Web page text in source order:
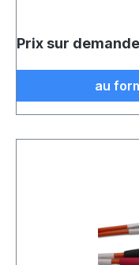
Prix sur demande
au